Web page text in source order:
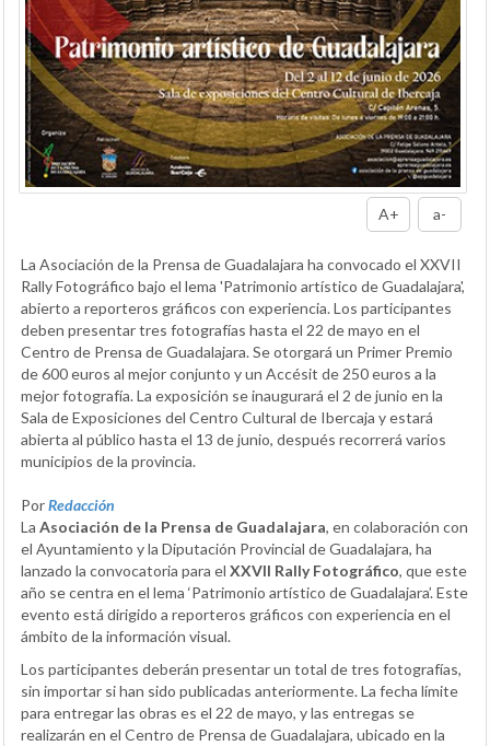
A+ a-
La Asociación de la Prensa de Guadalajara ha convocado el XXVII
Rally Fotográfico bajo el lema 'Patrimonio artístico de Guadalajara',
abierto a reporteros gráficos con experiencia. Los participantes
deben presentar tres fotografías hasta el 22 de mayo en el
Centro de Prensa de Guadalajara. Se otorgará un Primer Premio
de 600 euros al mejor conjunto y un Accésit de 250 euros a la
mejor fotografía. La exposición se inaugurará el 2 de junio en la
Sala de Exposiciones del Centro Cultural de Ibercaja y estará
abierta al público hasta el 13 de junio, después recorrerá varios
municipios de la provincia.
PorRedacción
La Asociación de la Prensa de Guadalajara, en colaboración con
el Ayuntamiento y la Diputación Provincial de Guadalajara, ha
lanzado la convocatoria para el XXVII Rally Fotográfico, que este
año se centra en el lema ‘Patrimonio artístico de Guadalajara’. Este
evento está dirigido a reporteros gráficos con experiencia en el
ámbito de la información visual.
Los participantes deberán presentar un total de tres fotografías,
sin importar si han sido publicadas anteriormente. La fecha límite
para entregar las obras es el 22 de mayo, y las entregas se
realizarán en el Centro de Prensa de Guadalajara, ubicado en la